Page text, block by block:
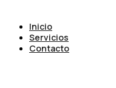
Inicio
Servicios
Contacto